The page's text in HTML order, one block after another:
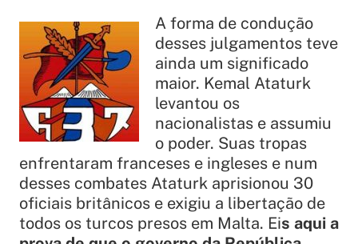
A forma de condução
desses julgamentos teve
ainda um significado
maior. Kemal Ataturk
levantou os
nacionalistas e assumiu
o poder. Suas tropas
enfrentaram franceses e ingleses e num
desses combates Ataturk aprisionou 30
oficiais britânicos e exigiu a libertação de
todos os turcos presos em Malta. Eis aqui a